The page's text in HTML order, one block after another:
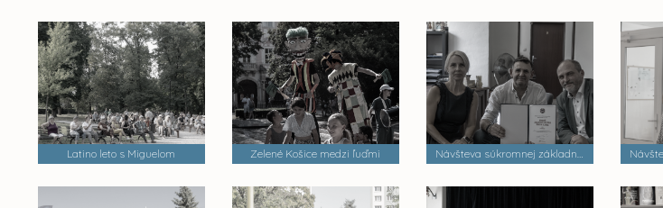
Latino leto s Miguelom Zelené Košice medzi ľuďmi Návšteva súkromnej základnej umeleckej školy Zádielska